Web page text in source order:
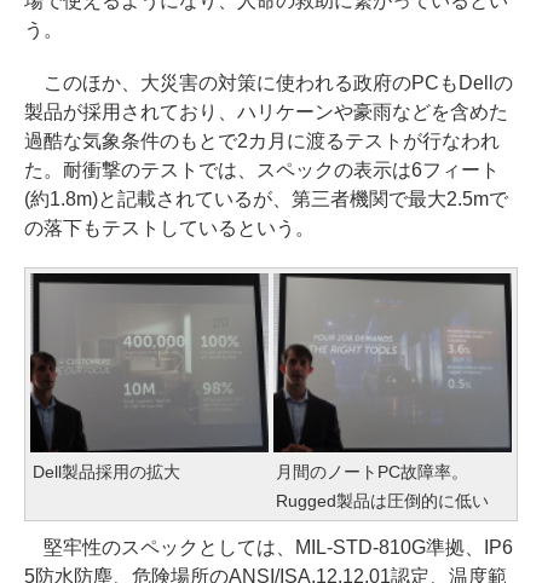
う。
このほか、大災害の対策に使われる政府のPCもDellの
製品が採用されており、ハリケーンや豪雨などを含めた
過酷な気象条件のもとで2カ月に渡るテストが行なわれ
た。耐衝撃のテストでは、スペックの表示は6フィート
(約1.8m)と記載されているが、第三者機関で最大2.5mで
の落下もテストしているという。
Dell製品採用の拡大
月間のノートPC故障率。
Rugged製品は圧倒的に低い
堅牢性のスペックとしては、MIL-STD-810G準拠、IP6
5防水防塵、危険場所のANSI/ISA.12.12.01認定、温度範